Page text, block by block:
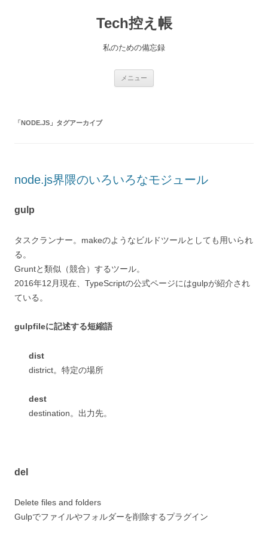
Tech控え帳
私のための備忘録
メニュー
「NODE.JS 」タグアーカイブ
node.js界隈のいろいろなモジュール
gulp
タスクランナー。makeのようなビルドツールとしても用いられ
る。
Gruntと類似（競合）するツール。
2016年12月現在、TypeScriptの公式ページにはgulpが紹介され
ている。
gulpfileに記述する短縮語
dist
district。特定の場所
dest
destination。出力先。
del
Delete files and folders
Gulpでファイルやフォルダーを削除するプラグイン